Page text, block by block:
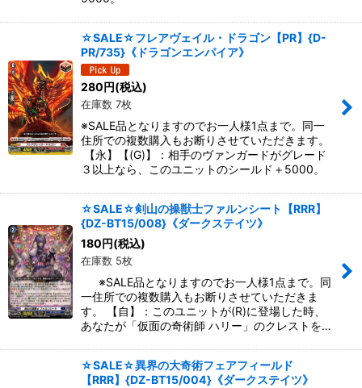
☆SALE☆フレアヴェイル・ドラゴン【PR】{D-
PR/735}《ドラゴンエンパイア》
280円(税込)
在庫数 7枚
※SALE品となりますのでお一人様1点まで。同一
住所での複数購入もお断りさせていただきます。
【永】【(G)】：相手のヴァンガードがグレード
３以上なら、このユニットのシールド＋5000。
☆SALE☆剣山の操獣士ファルンシート【RRR】
{DZ-BT15/008}《ダークステイツ》
180円(税込)
在庫数 5枚
※SALE品となりますのでお一人様1点まで。同
一住所での複数購入もお断りさせていただきま
す。 【自】：このユニットが(R)に登場した時、
あなたが「仮面の奇術師 ハリー」のクレストを…
☆SALE☆異界の大奇術フェアフィールド
【RRR】{DZ-BT15/004}《ダークステイツ》